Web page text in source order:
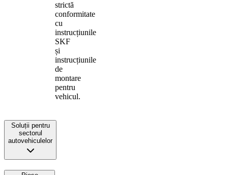
strictă
conformitate
cu
instrucțiunile
SKF
și
instrucțiunile
de
montare
pentru
vehicul.
Soluții pentru
sectorul
autovehiculelor